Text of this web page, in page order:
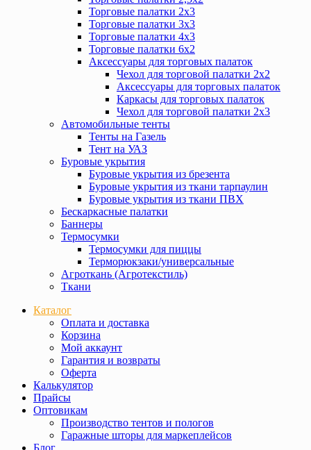
Торговые палатки 2х3
Торговые палатки 3х3
Торговые палатки 4х3
Торговые палатки 6х2
Аксессуары для торговых палаток
Чехол для торговой палатки 2х2
Аксессуары для торговых палаток
Каркасы для торговых палаток
Чехол для торговой палатки 2х3
Автомобильные тенты
Тенты на Газель
Тент на УАЗ
Буровые укрытия
Буровые укрытия из брезента
Буровые укрытия из ткани тарпаулин
Буровые укрытия из ткани ПВХ
Бескаркасные палатки
Баннеры
Термосумки
Термосумки для пиццы
Терморюкзаки/универсальные
Агроткань (Агротекстиль)
Ткани
Каталог
Оплата и доставка
Корзина
Мой аккаунт
Гарантия и возвраты
Оферта
Калькулятор
Прайсы
Оптовикам
Производство тентов и пологов
Гаражные шторы для маркеплейсов
Блог